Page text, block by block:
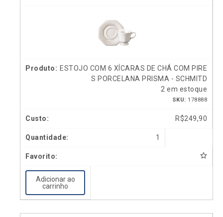
ESTOJO COM 6 XÍCARAS DE CHÁ COM PIRE
S PORCELANA PRISMA - SCHMITD
2 em estoque
SKU: 178888
R$249,90
1
Adicionar ao
carrinho